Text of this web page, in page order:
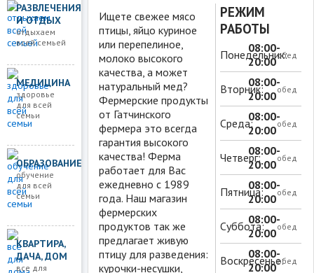
РАЗВЛЕЧЕНИЯ
И ОТДЫХ
отдыхаем
всей семьей
МЕДИЦИНА
здоровье
для всей
семьи
ОБРАЗОВАНИЕ
обучение
для всей
семьи
КВАРТИРА,
ДАЧА, ДОМ
все для
Ищете свежее мясо
птицы, яйцо куриное
или перепелиное,
молоко высокого
качества, а может
натуральный мед?
Фермерские продукты
от Гатчинского
фермера это всегда
гарантия высокого
качества! Ферма
работает для Вас
ежедневно с 1989
года. Наш магазин
фермерских
продуктов так же
предлагает живую
птицу для разведения:
курочки-несушки,
РЕЖИМ
РАБОТЫ
Понедельник:
08:00-
20:00обед
Вторник:08:00-
20:00обед
Среда:08:00-
20:00обед
Четверг:08:00-
20:00обед
Пятница:08:00-
20:00обед
Суббота:08:00-
20:00обед
Воскресенье:
08:00-
20:00обед